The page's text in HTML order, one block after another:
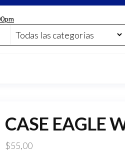
CASE EAGLE
$55,00